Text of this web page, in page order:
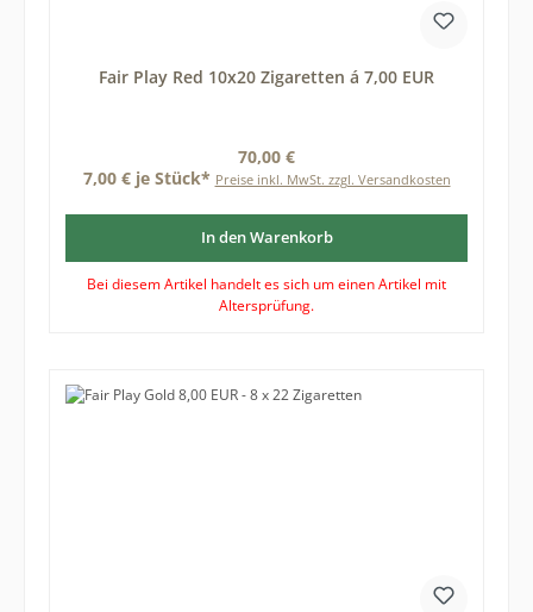
Fair Play Red 10x20 Zigaretten á 7,00 EUR
Regulärer Preis:
70,00 €
7,00 € je Stück* Preise inkl. MwSt. zzgl. Versandkosten
In den Warenkorb
Bei diesem Artikel handelt es sich um einen Artikel mit
Altersprüfung.